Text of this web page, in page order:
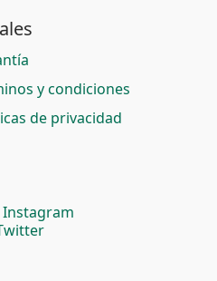
y condiciones
de privacidad